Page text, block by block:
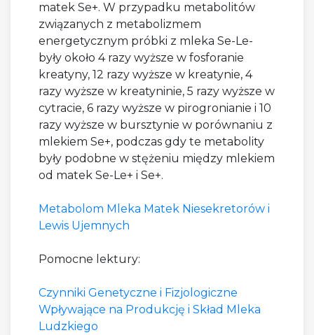
matek Se+. W przypadku metabolitów
związanych z metabolizmem
energetycznym próbki z mleka Se-Le-
były około 4 razy wyższe w fosforanie
kreatyny, 12 razy wyższe w kreatynie, 4
razy wyższe w kreatyninie, 5 razy wyższe w
cytracie, 6 razy wyższe w pirogronianie i 10
razy wyższe w bursztynie w porównaniu z
mlekiem Se+, podczas gdy te metabolity
były podobne w stężeniu między mlekiem
od matek Se-Le+ i Se+.
Metabolom Mleka Matek Niesekretorów i
Lewis Ujemnych
Pomocne lektury:
Czynniki Genetyczne i Fizjologiczne
Wpływające na Produkcję i Skład Mleka
Ludzkiego